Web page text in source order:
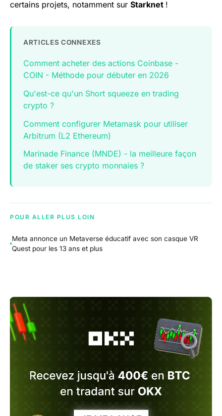
certains projets, notamment sur Starknet !
ARTICLES CONNEXES
Comment acheter des actions Coinbase -
COIN - Méthode pour débuter en 2026
Qu'est-ce qu'un Short squeeze en trading
crypto ?
Comment configurer Metamask pour utiliser
Arbitrum (L2 Ethereum)
Marinade Finance (MNDE) - la meilleure façon
de staker ses crypto monnaies ?
POUR ALLER PLUS LOIN
Meta annonce un Metaverse éducatif avec son casque VR
Quest pour les 13 ans et plus